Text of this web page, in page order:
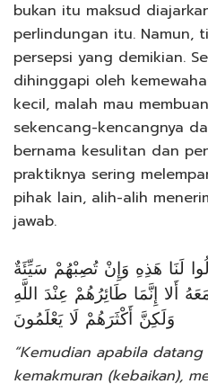
bukan itu maksud
perlindungan itu. Namun,
persepsi yang demikian.
dihinggapi oleh
kecil, malah mau
sekencang-kencangnya
bernama kesulitan dan
praktiknya sering
pihak lain, alih-alih
jawab.
لَنَا هَذِهِ وَإِنْ تُصِبْهُمْ سَيِّئَةٌ
أَلا إِنَّمَا طَائِرُهُمْ عِنْدَ اللَّهِ
وَلَكِنَّ أَكْثَرَهُمْ لَا يَعْلَمُونَ
“Kemudian apabila
kemakmuran (kebaikan),